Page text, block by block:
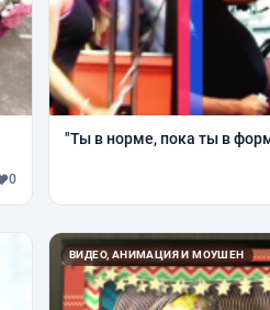
0
"Ты в норме, пока ты в
ВИДЕО, АНИМАЦИЯ И МОУШЕН